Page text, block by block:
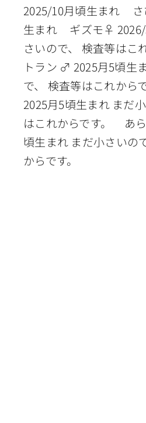
2025/10月頃生まれ
生まれ ギズモ♀ 2026/
さいので、 検査等は
トラン ♂ 2025月5頃生
で、 検査等はこれか
2025月5頃生まれ まだ
はこれからです。 あ
頃生まれ まだ小さいの
からです。